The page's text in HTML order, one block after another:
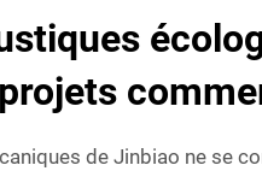
de Jinbiao ne se